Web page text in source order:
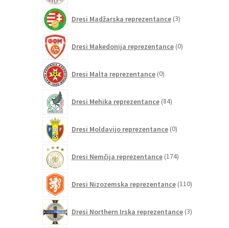
Dresi Madžarska reprezentance 3izdelki
Dresi Makedonija reprezentance 0izdelkov
Dresi Malta reprezentance 0izdelkov
Dresi Mehika reprezentance 84izdelkov
Dresi Moldavijo reprezentance 0izdelkov
Dresi Nemčija reprezentance 174izdelkov
Dresi Nizozemska reprezentance 110izdelkov
Dresi Northern Irska reprezentance 3izdelki